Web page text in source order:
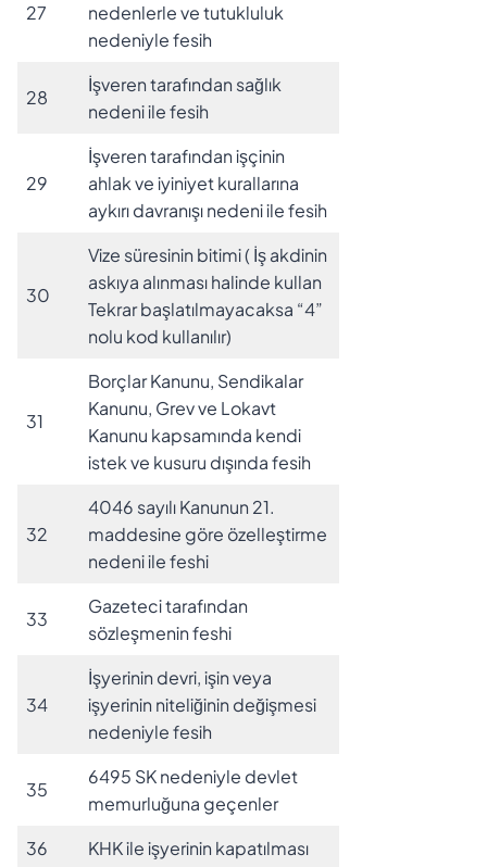
27
nedenlerle ve tutukluluk
nedeniyle fesih
28
İşveren tarafından sağlık
nedeni ile fesih
29
İşveren tarafından işçinin
ahlak ve iyiniyet kurallarına
aykırı davranışı nedeni ile fesih
30
Vize süresinin bitimi ( İş akdinin
askıya alınması halinde kullan
Tekrar başlatılmayacaksa “4”
nolu kod kullanılır)
31
Borçlar Kanunu, Sendikalar
Kanunu, Grev ve Lokavt
Kanunu kapsamında kendi
istek ve kusuru dışında fesih
32
4046 sayılı Kanunun 21.
maddesine göre özelleştirme
nedeni ile feshi
33
Gazeteci tarafından
sözleşmenin feshi
34
İşyerinin devri, işin veya
işyerinin niteliğinin değişmesi
nedeniyle fesih
35
6495 SK nedeniyle devlet
memurluğuna geçenler
36
KHK ile işyerinin kapatılması